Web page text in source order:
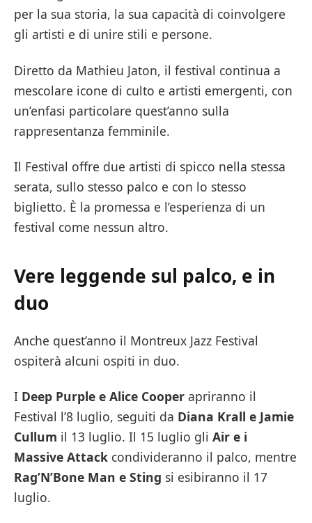
per la sua storia, la sua capacità di coinvolgere
gli artisti e di unire stili e persone.
Diretto da Mathieu Jaton, il festival continua a
mescolare icone di culto e artisti emergenti, con
un’enfasi particolare quest’anno sulla
rappresentanza femminile.
Il Festival offre due artisti di spicco nella stessa
serata, sullo stesso palco e con lo stesso
biglietto. È la promessa e l’esperienza di un
festival come nessun altro.
Vere leggende sul palco, e in
duo
Anche quest’anno il Montreux Jazz Festival
ospiterà alcuni ospiti in duo.
I Deep Purple e Alice Cooper apriranno il
Festival l’8 luglio, seguiti da Diana Krall e Jamie
Cullum il 13 luglio. Il 15 luglio gli Air e i
Massive Attack condivideranno il palco, mentre
Rag’N’Bone Man e Sting si esibiranno il 17
luglio.